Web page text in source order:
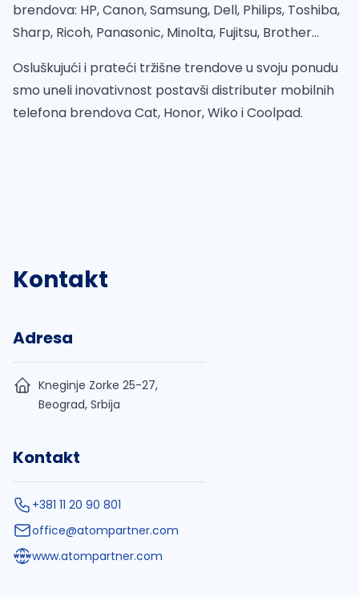
brendova: HP, Canon, Samsung, Dell, Philips, Toshiba,
Sharp, Ricoh, Panasonic, Minolta, Fujitsu, Brother…
Osluškujući i prateći tržišne trendove u svoju ponudu
smo uneli inovativnost postavši distributer mobilnih
telefona brendova Cat, Honor, Wiko i Coolpad.
Kontakt
Adresa
Kneginje Zorke 25-27,
Beograd, Srbija
Kontakt
+381 11 20 90 801
office@atompartner.com
www.atompartner.com